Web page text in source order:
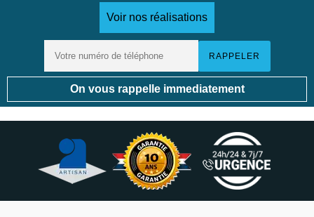
Voir nos réalisations
On vous rappelle immediatement